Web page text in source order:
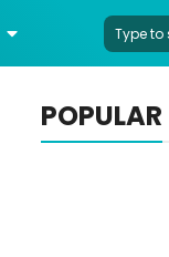
POPULAR